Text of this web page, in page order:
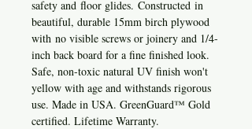
safety and floor glides. Constructed in
beautiful, durable 15mm birch plywood
with no visible screws or joinery and 1/4-
inch back board for a fine finished look.
Safe, non-toxic natural UV finish won't
yellow with age and withstands rigorous
use. Made in USA. GreenGuard™ Gold
certified. Lifetime Warranty.